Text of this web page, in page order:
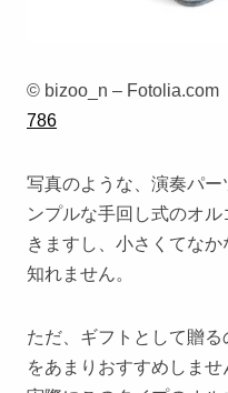
© bizoo_n – Fotolia.com
786
写真のような、演奏パ
ンプルな手回し式のオ
きますし、小さくてな
知れません。
ただ、ギフトとして贈
をあまりおすすめしませ